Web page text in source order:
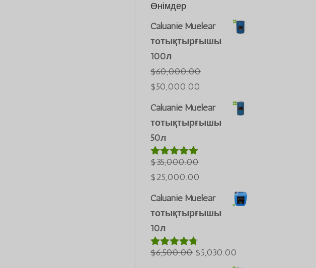
Өнімдер
Caluanie Muelear
тотықтырғышы
100л
$60,000.00
Бастапқы
бағасы:
$50,000.00
бағасы:
$50,000.00.
Caluanie Muelear
тотықтырғышы
50л
5-тен5.00
деп
бағаланды
$35,000.00
Бастапқы
бағасы:
$25,000.00
бағасы:
$25,000.00.
Caluanie Muelear
тотықтырғышы
10л
5-тен4.60
$6,500.00 Бастапқы
$5,030.00
ພາສາລາວ
العربية
Português do Brasil